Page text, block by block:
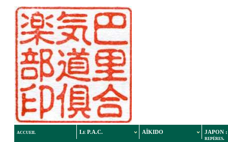
accueil Le P.A.C. AÏKIDO
JAPON :
repères.